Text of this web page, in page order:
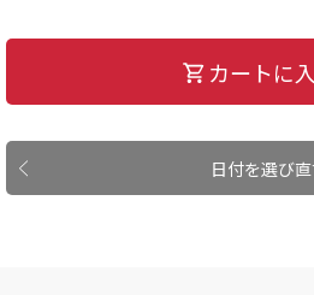
日付を選び
カートに